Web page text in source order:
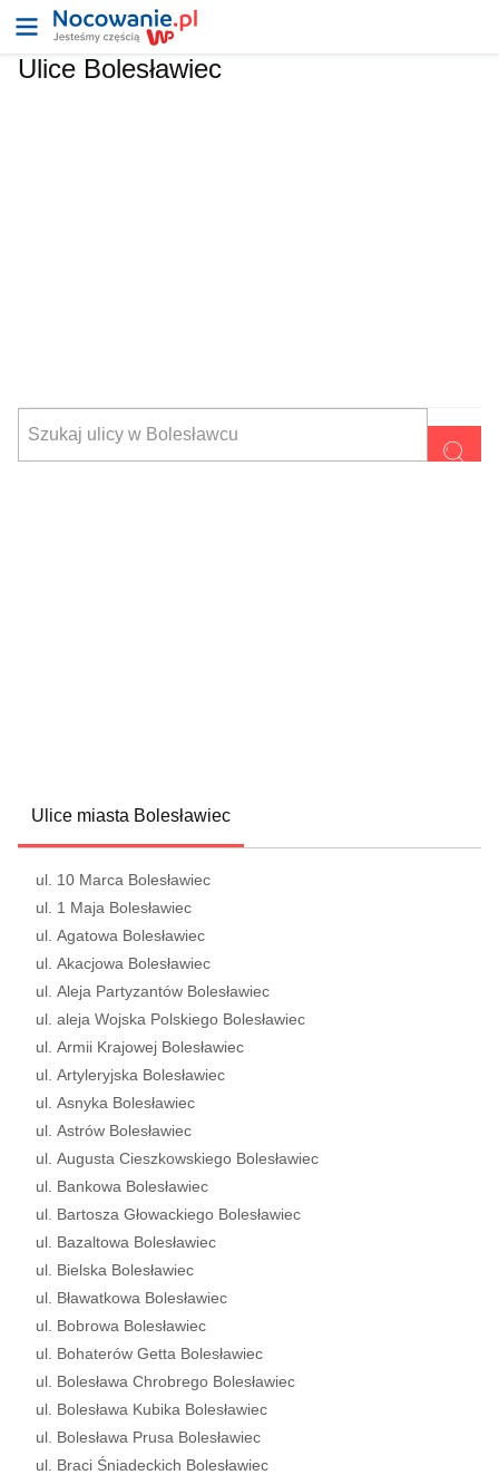
Ulice Bolesławiec
Ulice miasta Bolesławiec
ul. 10 Marca Bolesławiec
ul. 1 Maja Bolesławiec
ul. Agatowa Bolesławiec
ul. Akacjowa Bolesławiec
ul. Aleja Partyzantów Bolesławiec
ul. aleja Wojska Polskiego Bolesławiec
ul. Armii Krajowej Bolesławiec
ul. Artyleryjska Bolesławiec
ul. Asnyka Bolesławiec
ul. Astrów Bolesławiec
ul. Augusta Cieszkowskiego Bolesławiec
ul. Bankowa Bolesławiec
ul. Bartosza Głowackiego Bolesławiec
ul. Bazaltowa Bolesławiec
ul. Bielska Bolesławiec
ul. Bławatkowa Bolesławiec
ul. Bobrowa Bolesławiec
ul. Bohaterów Getta Bolesławiec
ul. Bolesława Chrobrego Bolesławiec
ul. Bolesława Kubika Bolesławiec
ul. Bolesława Prusa Bolesławiec
ul. Braci Śniadeckich Bolesławiec